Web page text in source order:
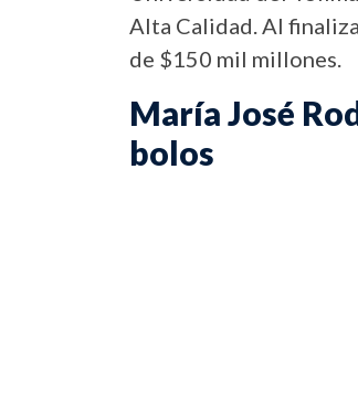
Alta Calidad. Al
de $150 mil millones.
María José
bolos